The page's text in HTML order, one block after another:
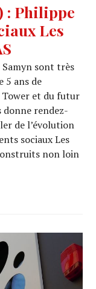
: Philippe
Les
sont très
5 ans de
Tower et du futur
donne rendez-
de l’évolution
sociaux Les
non loin
(07/06) :